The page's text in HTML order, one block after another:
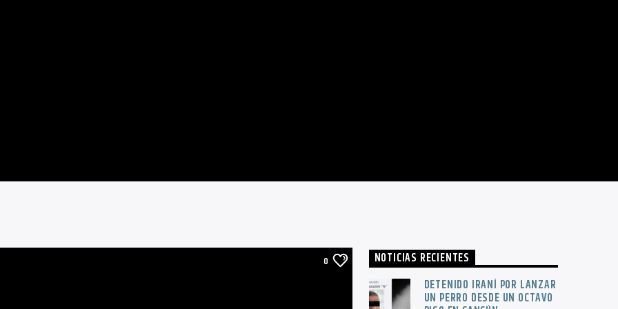
0
NOTICIAS RECIENTES
DETENIDO IRANÍ POR LANZAR
UN PERRO DESDE UN OCTAVO